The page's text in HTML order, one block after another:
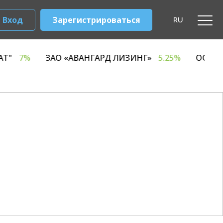
RU
Вход Зарегистрироваться
КОМБИНАТ" 7% ЗАО «АВАНГАРД ЛИЗИНГ»